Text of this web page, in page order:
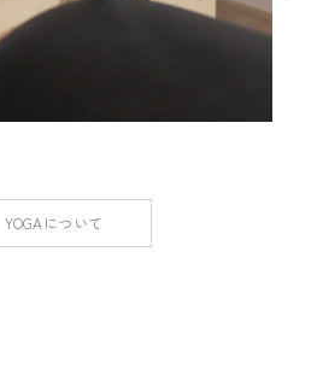
YOGAについて